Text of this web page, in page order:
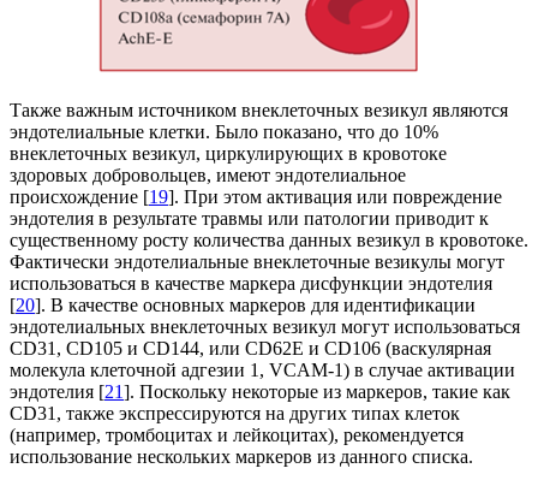
Также важным источником внеклеточных везикул являются
эндотелиальные клетки. Было показано, что до 10%
внеклеточных везикул, циркулирующих в кровотоке
здоровых добровольцев, имеют эндотелиальное
происхождение [19]. При этом активация или повреждение
эндотелия в результате травмы или патологии приводит к
существенному росту количества данных везикул в кровотоке.
Фактически эндотелиальные внеклеточные везикулы могут
использоваться в качестве маркера дисфункции эндотелия
[20]. В качестве основных маркеров для идентификации
эндотелиальных внеклеточных везикул могут использоваться
CD31, CD105 и CD144, или CD62E и CD106 (васкулярная
молекула клеточной адгезии 1, VCAM-1) в случае активации
эндотелия [21]. Поскольку некоторые из маркеров, такие как
CD31, также экспрессируются на других типах клеток
(например, тромбоцитах и лейкоцитах), рекомендуется
использование нескольких маркеров из данного списка.